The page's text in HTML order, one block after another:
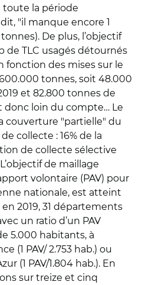
toute la période
"il manque encore 1
De plus, l’objectif
de TLC usagés détournés
fonction des mises sur le
tonnes, soit 48.000
et 82.800 tonnes de
donc loin du compte… Le
couverture "partielle" du
collecte : 16% de la
de collecte sélective
de maillage
volontaire (PAV) pour
nationale, est atteint
2019, 31 départements
un ratio d’un PAV
5.000 habitants, à
(1 PAV/ 2.753 hab.) ou
(1 PAV/1.804 hab.). En
sur treize et cinq